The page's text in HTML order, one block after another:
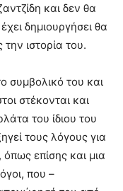
και δεν θα
δημιουργήσει θα
ιστορία του.
συμβολικό του και
στέκονται και
του ίδιου του
τους λόγους για
επίσης και μια
που –